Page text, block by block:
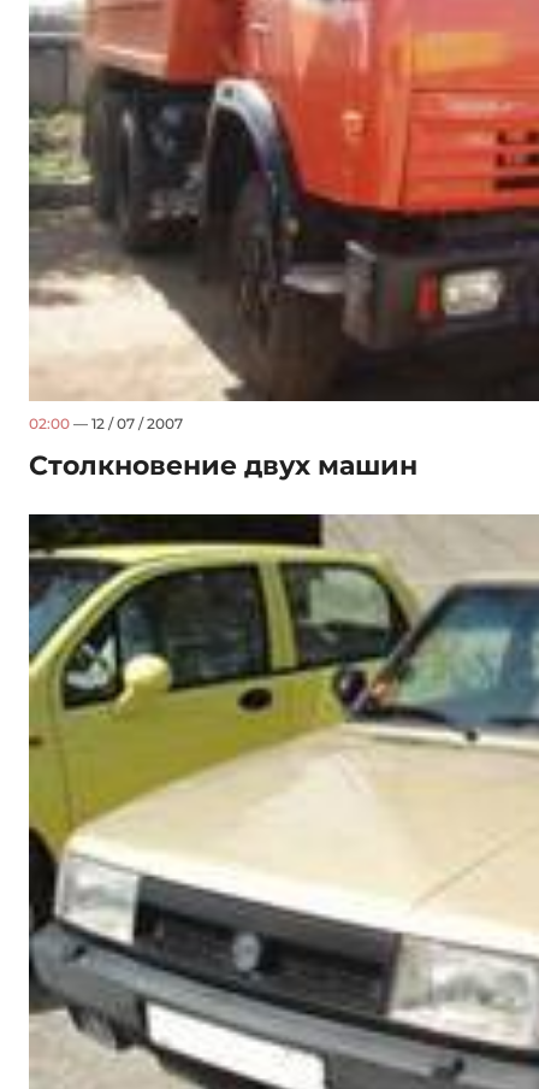
02:00 — 12 / 07 / 2007
Столкновение двух машин